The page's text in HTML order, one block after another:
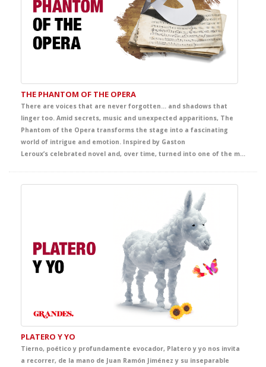
THE PHANTOM OF THE OPERA
There are voices that are never forgotten… and shadows that
linger too. Amid secrets, music and unexpected apparitions, The
Phantom of the Opera transforms the stage into a fascinating
world of intrigue and emotion. Inspired by Gaston
Leroux’s celebrated novel and, over time, turned into one of the most famous and admired titles from Broadway to London’s West End and the wider international stage imagination, this production envelops the audience in an unforgettable story of mystery, beauty and passion. A captivating theatrical experience that offers students a powerful immersion in English, filled with intensity, atmosphere and deep emotion.
PLATERO Y YO
Tierno, poético y profundamente evocador, Platero y yo nos invita
a recorrer, de la mano de Juan Ramón Jiménez y su inseparable